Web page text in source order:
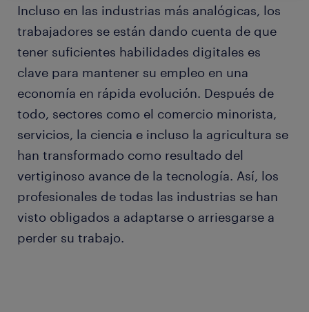
Incluso en las industrias más analógicas, los
trabajadores se están dando cuenta de que
tener suficientes habilidades digitales es
clave para mantener su empleo en una
economía en rápida evolución. Después de
todo, sectores como el comercio minorista,
servicios, la ciencia e incluso la agricultura se
han transformado como resultado del
vertiginoso avance de la tecnología. Así, los
profesionales de todas las industrias se han
visto obligados a adaptarse o arriesgarse a
perder su trabajo.